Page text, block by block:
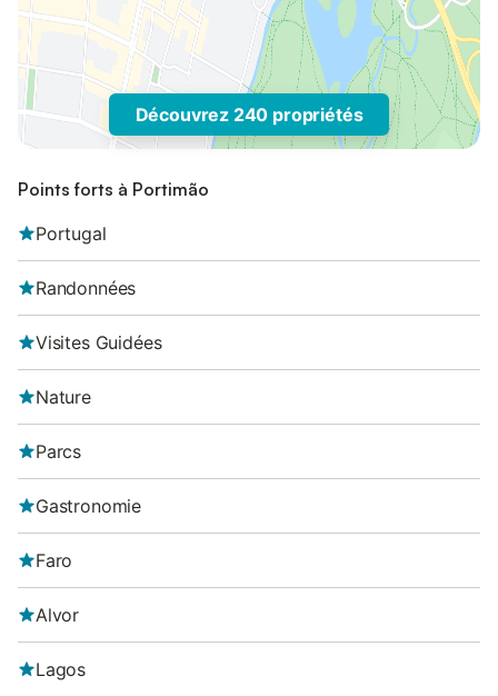
Découvrez 240 propriétés
Points forts à Portimão
Portugal
Randonnées
Visites Guidées
Nature
Parcs
Gastronomie
Faro
Alvor
Lagos